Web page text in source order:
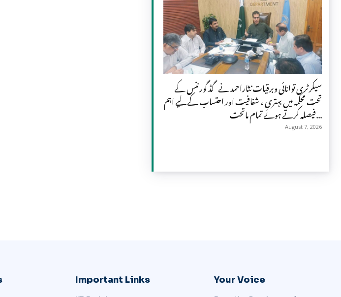
سیکرٹری توانائی وبرقیات نثاراحمد نے گڈ گورننس کے
تحت محکمہ میں بہتری ، شفافیت اور احتساب کے لیے اہم
فیصلہ کرتے ہوئے تمام ماتحت...
August 7, 2026
Important Links Your Voice